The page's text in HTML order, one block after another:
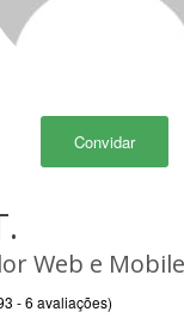
Convidar
Web e Mobile
- 6 avaliações)